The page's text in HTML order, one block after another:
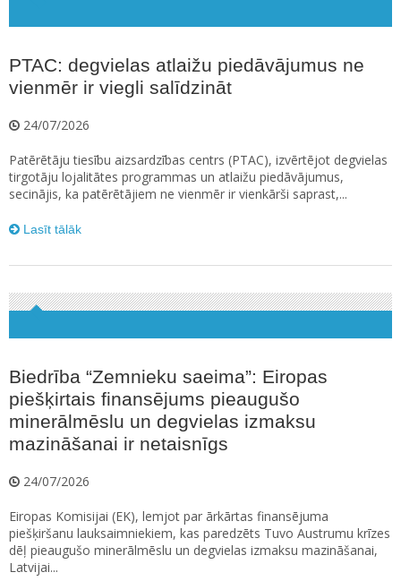
PTAC: degvielas atlaižu piedāvājumus ne
vienmēr ir viegli salīdzināt
24/07/2026
Patērētāju tiesību aizsardzības centrs (PTAC), izvērtējot degvielas
tirgotāju lojalitātes programmas un atlaižu piedāvājumus,
secinājis, ka patērētājiem ne vienmēr ir vienkārši saprast,...
Lasīt tālāk
Biedrība “Zemnieku saeima”: Eiropas
piešķirtais finansējums pieaugušo
minerālmēslu un degvielas izmaksu
mazināšanai ir netaisnīgs
24/07/2026
Eiropas Komisijai (EK), lemjot par ārkārtas finansējuma
piešķiršanu lauksaimniekiem, kas paredzēts Tuvo Austrumu krīzes
dēļ pieaugušo minerālmēslu un degvielas izmaksu mazināšanai,
Latvijai...